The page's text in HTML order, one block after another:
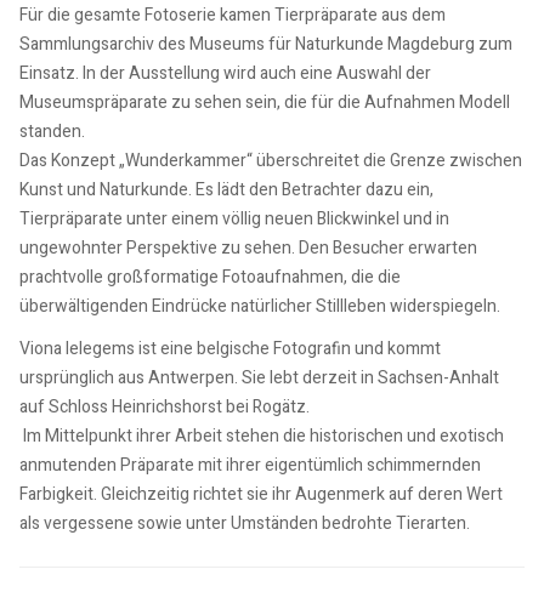
Für die gesamte Fotoserie kamen Tierpräparate aus dem
Sammlungsarchiv des Museums für Naturkunde Magdeburg zum
Einsatz. In der Ausstellung wird auch eine Auswahl der
Museumspräparate zu sehen sein, die für die Aufnahmen Modell
standen.
Das Konzept „Wunderkammer“ überschreitet die Grenze zwischen
Kunst und Naturkunde. Es lädt den Betrachter dazu ein,
Tierpräparate unter einem völlig neuen Blickwinkel und in
ungewohnter Perspektive zu sehen. Den Besucher erwarten
prachtvolle großformatige Fotoaufnahmen, die die
überwältigenden Eindrücke natürlicher Stillleben widerspiegeln.
Viona Ielegems ist eine belgische Fotografin und kommt
ursprünglich aus Antwerpen. Sie lebt derzeit in Sachsen-Anhalt
auf Schloss Heinrichshorst bei Rogätz.
Im Mittelpunkt ihrer Arbeit stehen die historischen und exotisch
anmutenden Präparate mit ihrer eigentümlich schimmernden
Farbigkeit. Gleichzeitig richtet sie ihr Augenmerk auf deren Wert
als vergessene sowie unter Umständen bedrohte Tierarten.